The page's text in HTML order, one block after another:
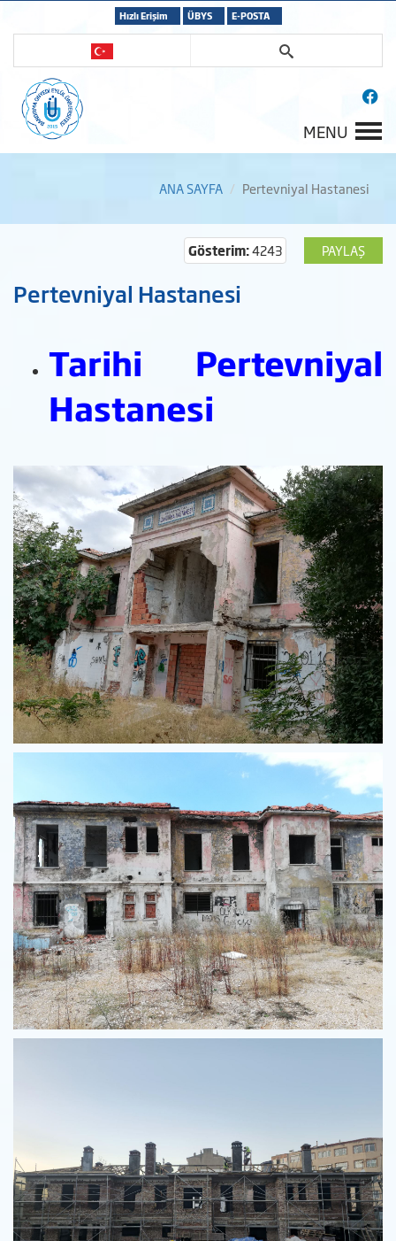
Hızlı Erişim ÜBYS E-POSTA
MENU
ANA SAYFA Pertevniyal Hastanesi
PAYLAŞ
Gösterim:4243
Pertevniyal Hastanesi
Tarihi Pertevniyal
Hastanesi